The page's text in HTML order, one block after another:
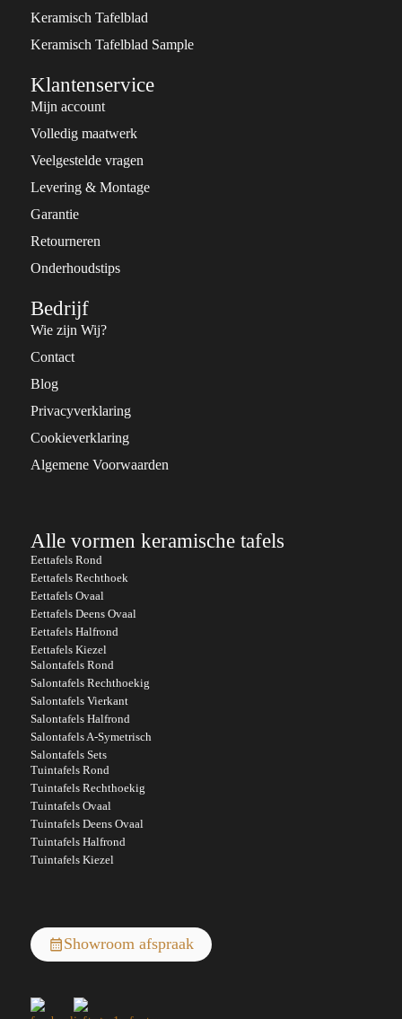
Keramisch Tafelblad
Keramisch Tafelblad Sample
Klantenservice
Mijn account
Volledig maatwerk
Veelgestelde vragen
Levering & Montage
Garantie
Retourneren
Onderhoudstips
Bedrijf
Wie zijn Wij?
Contact
Blog
Privacyverklaring
Cookieverklaring
Algemene Voorwaarden
Alle vormen keramische tafels
Eettafels Rond
Eettafels Rechthoek
Eettafels Ovaal
Eettafels Deens Ovaal
Eettafels Halfrond
Eettafels Kiezel
Salontafels Rond
Salontafels Rechthoekig
Salontafels Vierkant
Salontafels Halfrond
Salontafels A-Symetrisch
Salontafels Sets
Tuintafels Rond
Tuintafels Rechthoekig
Tuintafels Ovaal
Tuintafels Deens Ovaal
Tuintafels Halfrond
Tuintafels Kiezel
Showroom afspraak